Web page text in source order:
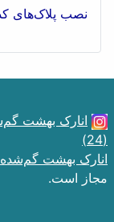
نصب پلاک‌های
انارک بهشت
(24)
انارک بهشت گم‌شده
مجاز است.